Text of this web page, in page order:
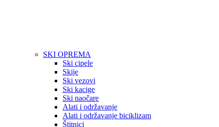
SKI OPREMA
Ski cipele
Skije
Ski vezovi
Ski kacige
Ski naočare
Alati i održavanje
Alati i održavanje biciklizam
Štitnici